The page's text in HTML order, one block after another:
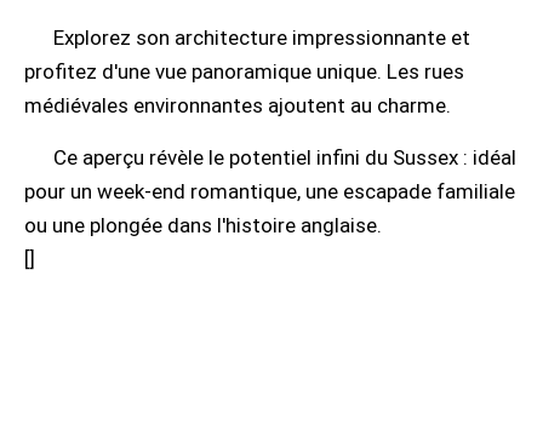
Explorez son architecture impressionnante et
profitez d'une vue panoramique unique. Les rues
médiévales environnantes ajoutent au charme.
Ce aperçu révèle le potentiel infini du Sussex : idéal
pour un week-end romantique, une escapade familiale
ou une plongée dans l'histoire anglaise.
[]